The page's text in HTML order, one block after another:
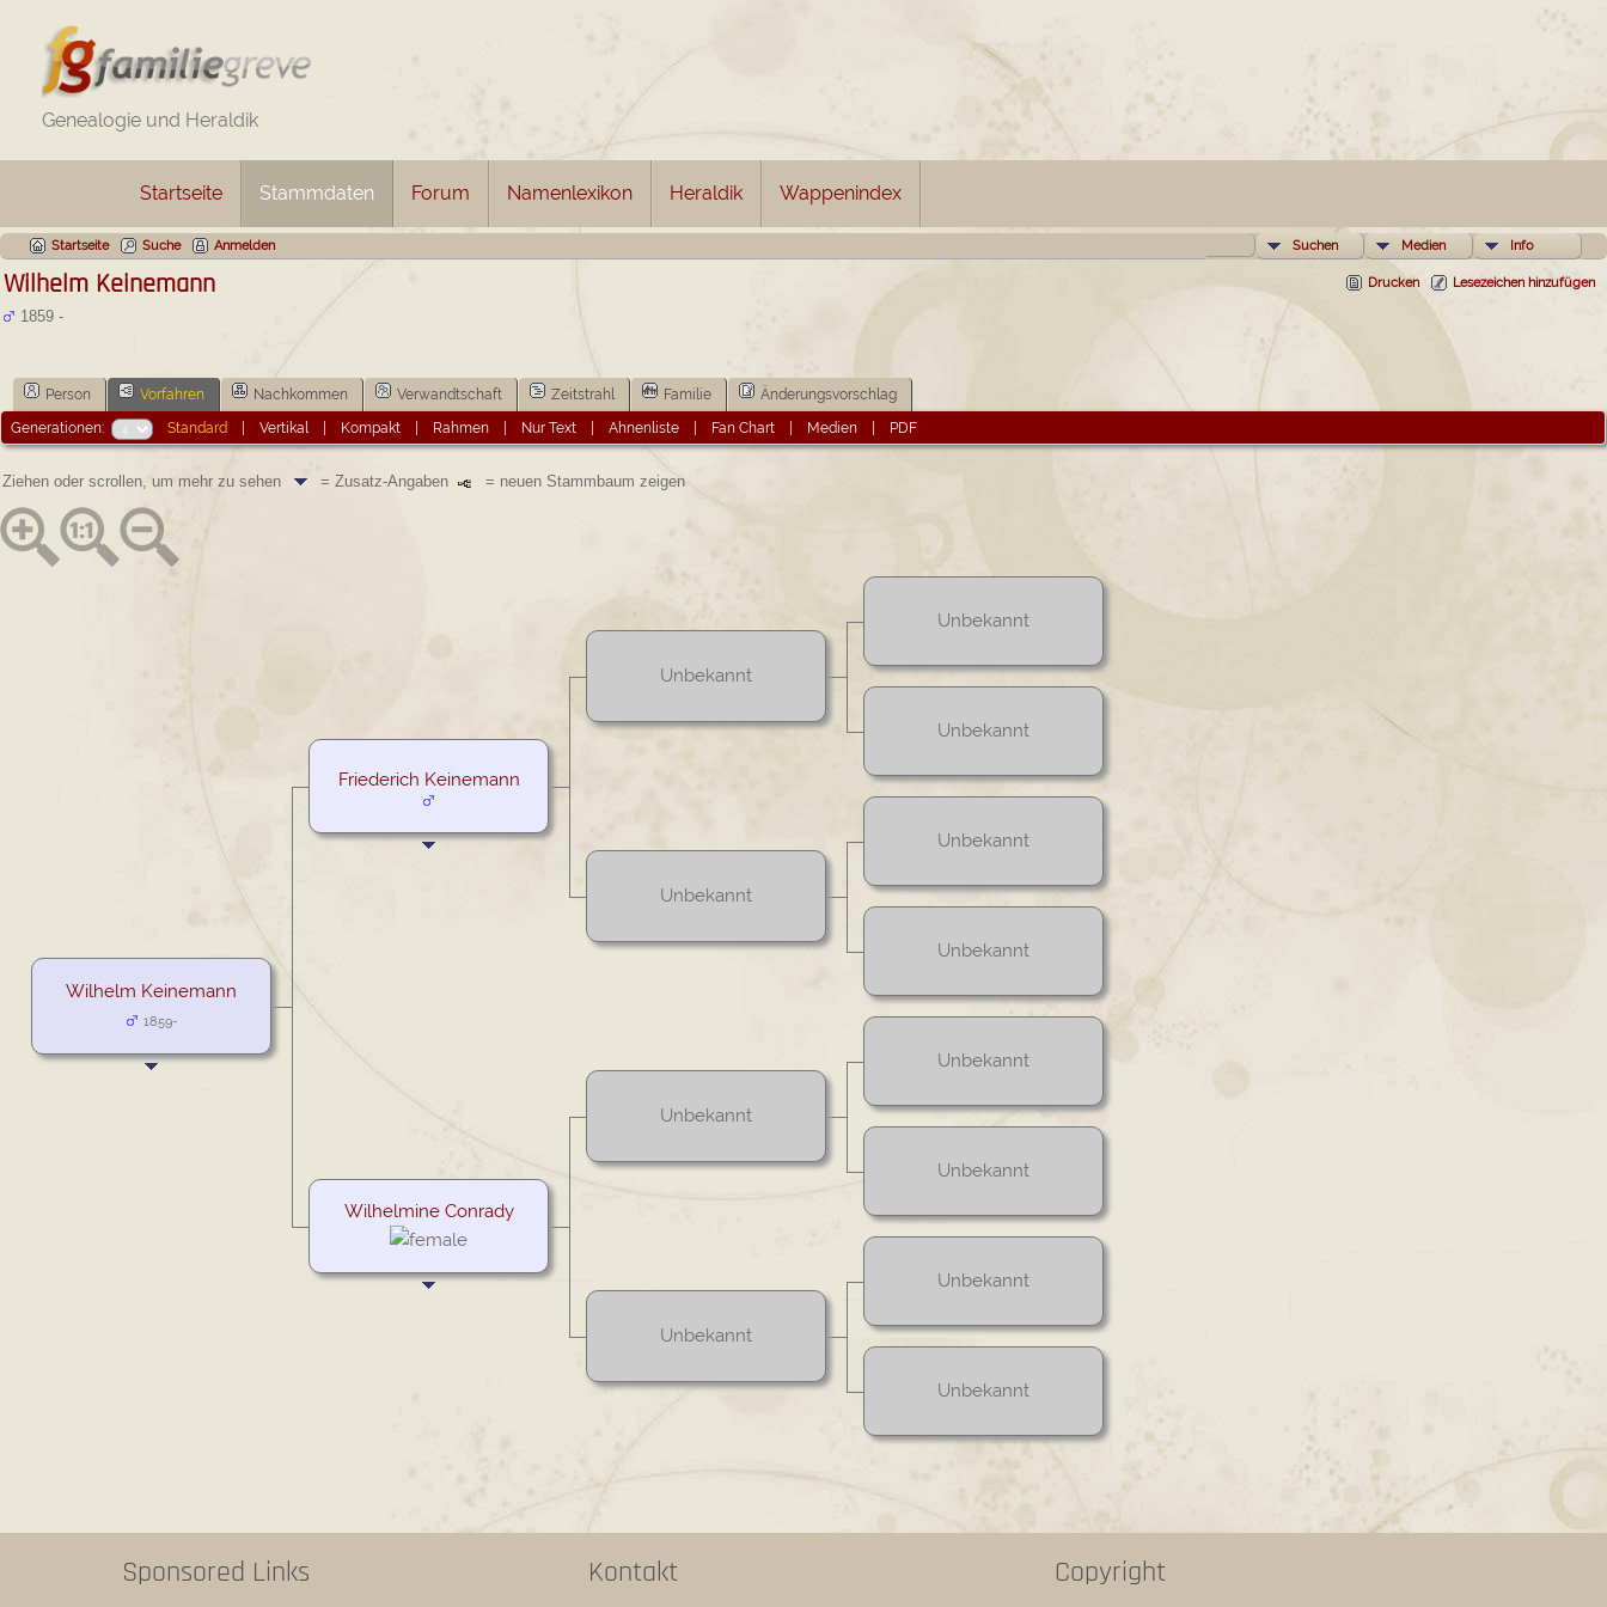
Genealogie und Heraldik
Startseite Stammdaten Forum Namenlexikon Heraldik Wappenindex
Suchen Medien Info
Startseite Suche Anmelden
Drucken Lesezeichen hinzufügen
Wilhelm Keinemann
1859 -
Person Vorfahren Nachkommen Verwandtschaft Zeitstrahl Familie
Änderungsvorschlag
Generationen:
Standard |Vertikal Kompakt Rahmen Nur Text |Ahnenliste Fan Chart Medien PDF
Ziehen oder scrollen, um mehr zu sehen = Zusatz-Angaben = neuen Stammbaum zeigen
Wilhelm Keinemann
1859-
Friederich Keinemann
Unbekannt
Unbekannt
Unbekannt
Unbekannt
Unbekannt
Unbekannt
Wilhelmine Conrady
Unbekannt
Unbekannt
Unbekannt
Unbekannt
Unbekannt
Unbekannt
Sponsored Links Kontakt Copyright